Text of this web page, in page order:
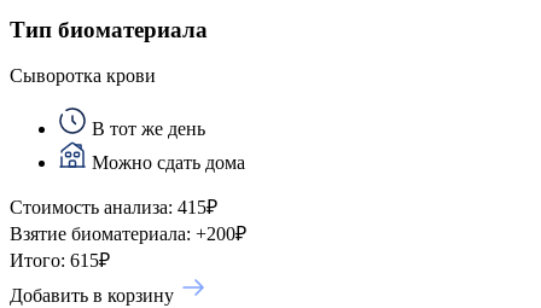
Тип биоматериала
Сыворотка крови
В тот же день
Можно сдать дома
Стоимость анализа: 415₽
Взятие биоматериала: +200₽
Итого: 615₽
Добавить в корзину